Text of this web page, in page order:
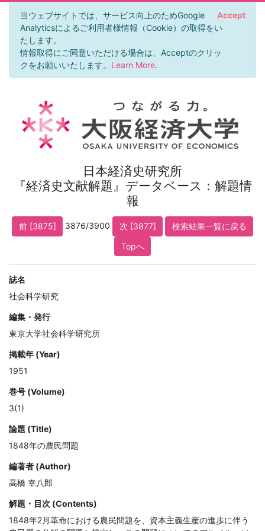
当ウェブサイトでは、サービス向上のためGoogle
Analyticsによるご利用者様情報（Cookie）の取得をい
たします。
情報取得にご同意いただける場合は、Acceptのクリッ
クをお願いいたします。 Learn More.
Accept
日本経済史研究所
『経済史文献解題』データベース：解題情
報
前 [3875] 3876/3900 次 [3877]
検索結果一覧に戻る
Topへ
誌名
社会科学研究
編集・発行
東京大学社会科学研究所
掲載年 (Year)
1951
巻号 (Volume)
3(1)
論題 (Title)
1848年の農民問題
編著者 (Author)
高橋 幸八郎
解題・目次 (Contents)
1848年2月革命における農民問題を、資本主義生産の進歩に伴う